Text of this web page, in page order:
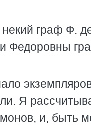
граф Ф.
Федоровны
Я
и, быть